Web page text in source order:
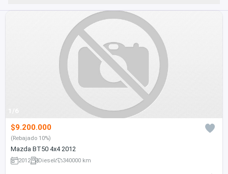
1/6
$9.200.000
(Rebajado 10%)
Mazda BT50 4x4 2012
2012 Diesel 340000 km